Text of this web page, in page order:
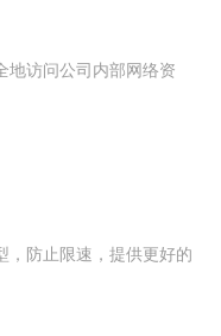
地访问公司内部网络资
，防止限速，提供更好的